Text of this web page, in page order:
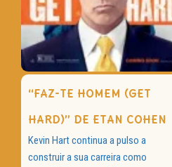
“FAZ-TE HOMEM (GET
HARD)” DE ETAN COHEN
Kevin Hart continua a pulso a
construir a sua carreira como